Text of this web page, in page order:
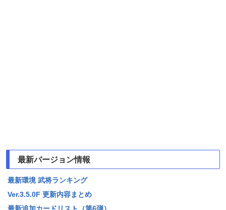
最新バージョン情報
最新環境 武将ランキング
Ver.3.5.0F 更新内容まとめ
最新追加カードリスト（第6弾）